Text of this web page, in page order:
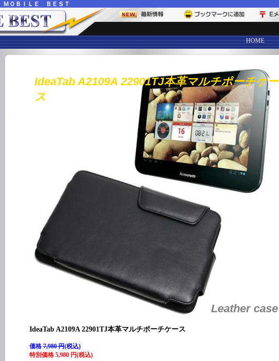
ＭＯＢＩＬＥ ＢＥＳＴ
HOME
IdeaTab A2109A 22901TJ本革マルチポーチケー
ス
Leather case
IdeaTab A2109A 22901TJ本革マルチポーチケース
価格7,980 円(税込)
特別価格 5,980 円(税込)